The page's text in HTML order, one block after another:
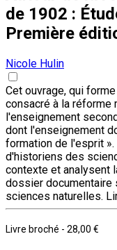
de 1902 :
Première
Nicole Hulin
Cet ouvrage, qui
consacré à la réforme
l'enseignement
dont l'enseignement
formation de l'esprit
d'historiens des
contexte et analysent
dossier documentaire
sciences naturelles.
Livre broché - 28,00 €